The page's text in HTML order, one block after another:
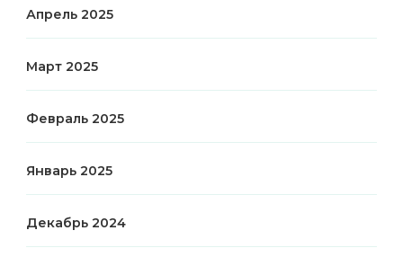
Апрель 2025
Март 2025
Февраль 2025
Январь 2025
Декабрь 2024